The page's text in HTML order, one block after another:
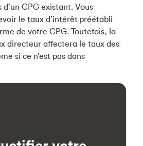
CPG existant. Vous
le taux d’intérêt préétabli
de votre CPG. Toutefois, la
directeur affectera le taux des
si ce n’est pas dans